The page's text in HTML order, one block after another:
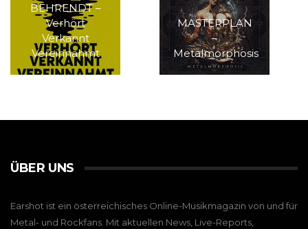
BEHRENDT –
Verhört
Verkannt
Vereinnahmt
MASTERPLAN
–
Metalmorphosis
ÜBER UNS
Earshot ist ein österreichisches Online-Musikmagazin von und für
Metal- und Rockfans. Mit aktuellen News, Live-Reports,